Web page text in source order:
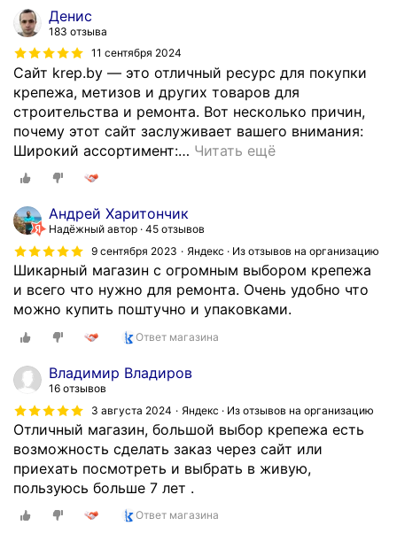
Денис
183 отзыва
11 сентября 2024
Сайт krep.by — это отличный ресурс для покупки
крепежа, метизов и других товаров для
строительства и ремонта. Вот несколько причин,
почему этот сайт заслуживает вашего внимания:
Широкий ассортимент:… Читать ещё
Андрей Харитончик
Надёжный автор 45 отзывов
9 сентября 2023
Яндекс · Из отзывов на организацию
Шикарный магазин с огромным выбором крепежа
и всего что нужно для ремонта. Очень удобно что
можно купить поштучно и упаковками.
Ответ магазина
Владимир Владиров
16 отзывов
3 августа 2024
Яндекс · Из отзывов на организацию
Отличный магазин, большой выбор крепежа есть
возможность сделать заказ через сайт или
приехать посмотреть и выбрать в живую,
пользуюсь больше 7 лет .
Ответ магазина